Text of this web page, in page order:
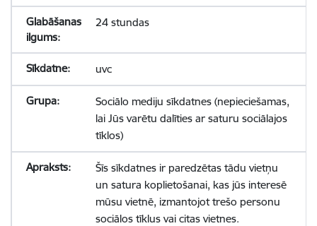
24 stundas
uvc
Sociālo mediju sīkdatnes (nepieciešamas,
lai Jūs varētu dalīties ar saturu sociālajos
tīklos)
Šīs sīkdatnes ir paredzētas tādu vietņu
un satura koplietošanai, kas jūs interesē
mūsu vietnē, izmantojot trešo personu
sociālos tīklus vai citas vietnes.